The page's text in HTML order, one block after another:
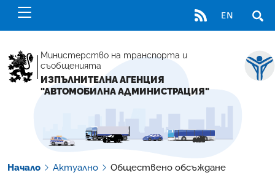
RSS EN
Министерство на транспорта и
съобщенията
ИЗПЪЛНИТЕЛНА АГЕНЦИЯ
"АВТОМОБИЛНА АДМИНИСТРАЦИЯ"
Начало Актуално Обществено обсъждане